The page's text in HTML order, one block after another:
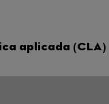
aplicada (CLA)